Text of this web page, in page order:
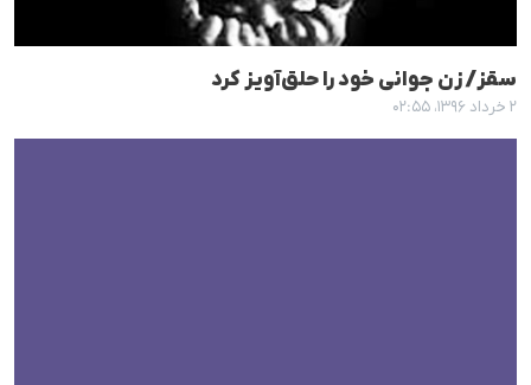
سقز/ زن جوانی خود را حلق‌آویز کرد
۲ خرداد ۱۳۹۶، ۰۲:۵۵